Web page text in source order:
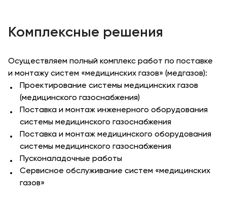
Комплексные решения
Осуществляем полный комплекс работ по поставке
и монтажу систем «медицинских газов» (медгазов):
Проектирование системы медицинских газов
(медицинского газоснабжения)
Поставка и монтаж инженерного оборудования
системы медицинского газоснабжения
Поставка и монтаж медицинского оборудования
системы медицинского газоснабжения
Пусконаладочные работы
Сервисное обслуживание систем «медицинских
газов»